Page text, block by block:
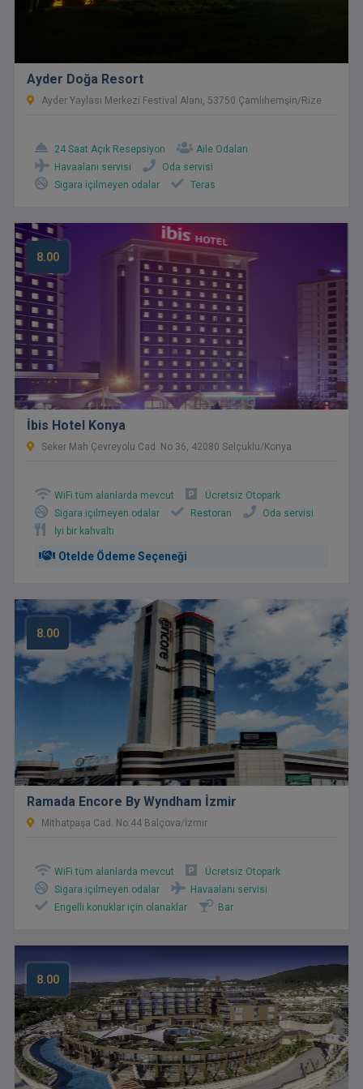
Ayder Doğa Resort
Ayder Yaylası Merkezi Festival Alanı, 53750 Çamlıhemşin/Rize
24 Saat Açık Resepsiyon
Aile Odaları
Havaalanı servisi
Oda servisi
Sigara içilmeyen odalar
Teras
8.00
İbis Hotel Konya
Seker Mah Çevreyolu Cad. No 36, 42080 Selçuklu/Konya
WiFi tüm alanlarda mevcut
Ücretsiz Otopark
Sigara içilmeyen odalar
Restoran
Oda servisi
İyi bir kahvaltı
Otelde Ödeme Seçeneği
8.00
Ramada Encore By Wyndham İzmir
Mithatpaşa Cad. No:44 Balçova/İzmir
WiFi tüm alanlarda mevcut
Ücretsiz Otopark
Sigara içilmeyen odalar
Havaalanı servisi
Engelli konuklar için olanaklar
Bar
8.00